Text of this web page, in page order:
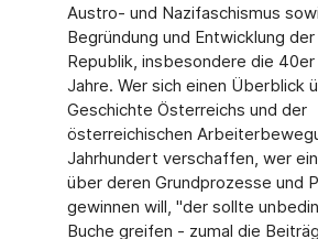
Austro- und Nazifaschismus
Begründung und Entwicklung
Republik, insbesondere die
Jahre. Wer sich einen Überblick
Geschichte Österreichs und der
österreichischen
Jahrhundert verschaffen, wer
über deren Grundprozesse und
gewinnen will, "der sollte
Buche greifen - zumal die